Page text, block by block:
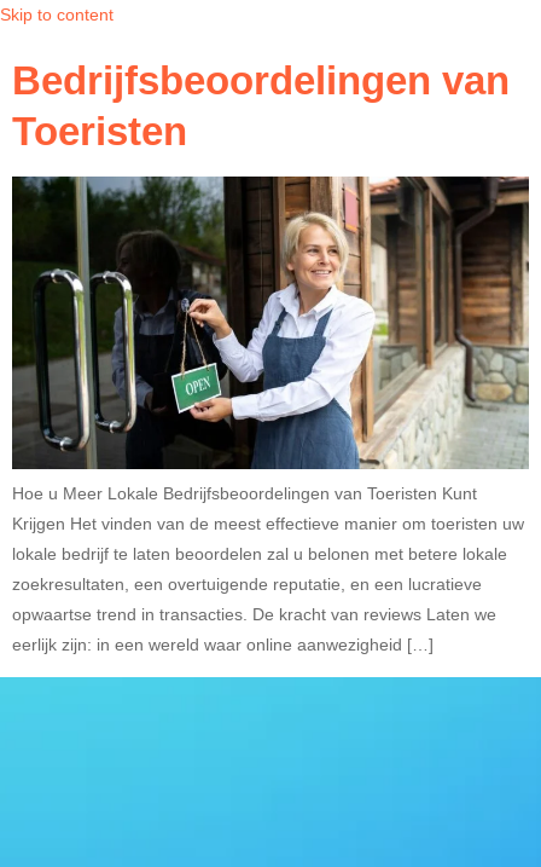
Skip to content
Bedrijfsbeoordelingen van
Toeristen
Hoe u Meer Lokale Bedrijfsbeoordelingen van Toeristen Kunt
Krijgen Het vinden van de meest effectieve manier om toeristen uw
lokale bedrijf te laten beoordelen zal u belonen met betere lokale
zoekresultaten, een overtuigende reputatie, en een lucratieve
opwaartse trend in transacties. De kracht van reviews Laten we
eerlijk zijn: in een wereld waar online aanwezigheid […]